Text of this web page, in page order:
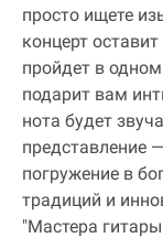
просто ищете
концерт
пройдет в
подарит вам
нота будет
представление
погружение в
традиций и
"Мастера